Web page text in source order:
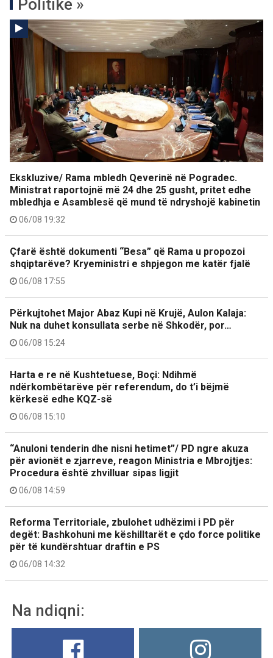
Politikë »
Ekskluzive/ Rama mbledh Qeverinë në Pogradec.
Ministrat raportojnë më 24 dhe 25 gusht, pritet edhe
mbledhja e Asamblesë që mund të ndryshojë kabinetin
06/08 19:32
Çfarë është dokumenti “Besa” që Rama u propozoi
shqiptarëve? Kryeministri e shpjegon me katër fjalë
06/08 17:55
Përkujtohet Major Abaz Kupi në Krujë, Aulon Kalaja:
Nuk na duhet konsullata serbe në Shkodër, por…
06/08 15:24
Harta e re në Kushtetuese, Boçi: Ndihmë
ndërkombëtarëve për referendum, do t’i bëjmë
kërkesë edhe KQZ-së
06/08 15:10
“Anuloni tenderin dhe nisni hetimet”/ PD ngre akuza
për avionët e zjarreve, reagon Ministria e Mbrojtjes:
Procedura është zhvilluar sipas ligjit
06/08 14:59
Reforma Territoriale, zbulohet udhëzimi i PD për
degët: Bashkohuni me këshilltarët e çdo force politike
për të kundërshtuar draftin e PS
06/08 14:32
Na ndiqni: